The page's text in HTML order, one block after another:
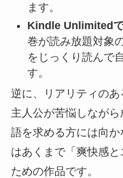
ます。
Kindle Unlimited
巻が読み放題対象
をじっくり読んで
す。
逆に、リアリティのあ
主人公が苦悩しなが
語を求める方には向
はあくまで「爽快感と
ための作品です。